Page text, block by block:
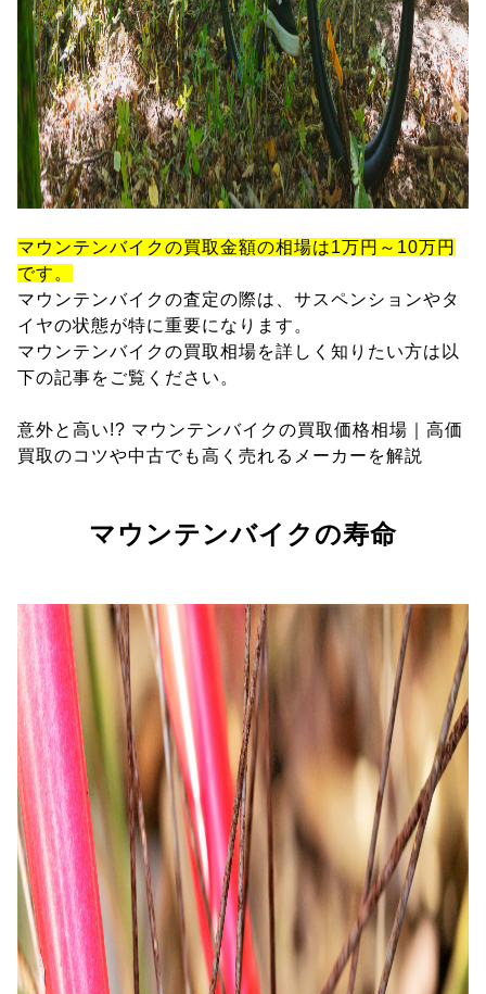
マウンテンバイクの買取金額の相場は1万円～10万円
です。
マウンテンバイクの査定の際は、サスペンションやタ
イヤの状態が特に重要になります。
マウンテンバイクの買取相場を詳しく知りたい方は以
下の記事をご覧ください。
意外と高い!? マウンテンバイクの買取価格相場｜高価
買取のコツや中古でも高く売れるメーカーを解説
マウンテンバイクの寿命